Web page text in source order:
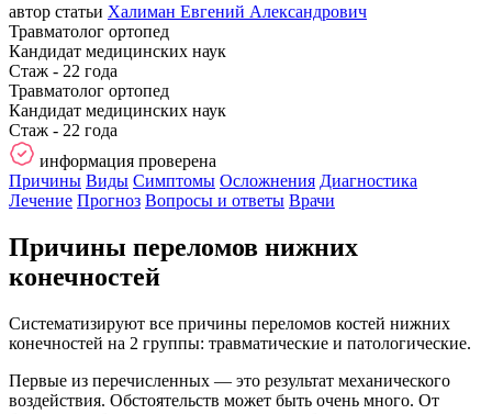
автор статьи Халиман Евгений Александрович
Травматолог ортопед
Кандидат медицинских наук
Стаж - 22 года
Травматолог ортопед
Кандидат медицинских наук
Стаж - 22 года
информация проверена
Причины Виды Симптомы Осложнения Диагностика
Лечение Прогноз Вопросы и ответы Врачи
Причины переломов нижних
конечностей
Систематизируют все причины переломов костей нижних
конечностей на 2 группы: травматические и патологические.
Первые из перечисленных — это результат механического
воздействия. Обстоятельств может быть очень много. От